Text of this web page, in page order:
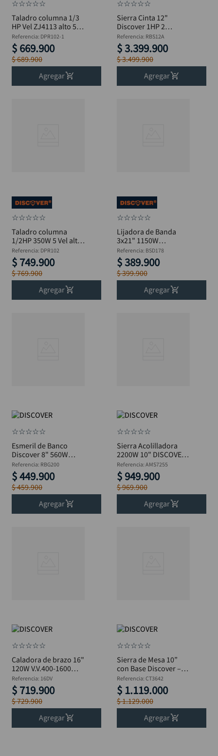
☆☆☆☆☆
Taladro columna 1/3
HP Vel ZJ4113 alto 580
mm 1/2" DISCOVER
Referencia: DPR102-1
$ 669.900
$689.900
Agregar
☆☆☆☆☆
Sierra Cinta 12"
Discover 1HP 2
Velocidades - RBS12A
Referencia: RBS12A
$3.399.900
$3.499.900
Agregar
☆☆☆☆☆
Taladro columna
1/2HP 350W 5 Vel alto
580mm 1/2 DISCOVER
DPR102
Referencia: DPR102
$ 749.900
$769.900
Agregar
☆☆☆☆☆
Lijadora de Banda
3x21" 1150W
DISCOVER BSD178
Referencia: BSD178
$389.900
$399.900
Agregar
☆☆☆☆☆
Esmeril de Banco
Discover 8" 560W
3,450 RPM - RBG200
Referencia: RBG200
$449.900
$459.900
Agregar
☆☆☆☆☆
Sierra Acolilladora
2200W 10" DISCOVER
AMS7255 – Con brazo
corredizo y guía láser
Referencia: AMS7255
$ 949.900
$969.900
Agregar
☆☆☆☆☆
Caladora de brazo 16"
120W V.V.400-1600
RPM DISCOVER 16DV
Referencia: 16DV
$ 719.900
$729.900
Agregar
☆☆☆☆☆
Sierra de Mesa 10”
con Base Discover –
1600W 2.2 HP 45°
CT3642
Referencia: CT3642
$ 1.119.000
$1.129.000
Agregar